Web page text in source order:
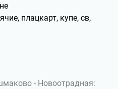
плацкарт, купе, св,
- Новоотрадная: